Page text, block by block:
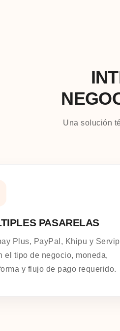
Una solución
PASARELAS
Plus, PayPal, Khipu y
el tipo de negocio, moneda,
y flujo de pago requerido.